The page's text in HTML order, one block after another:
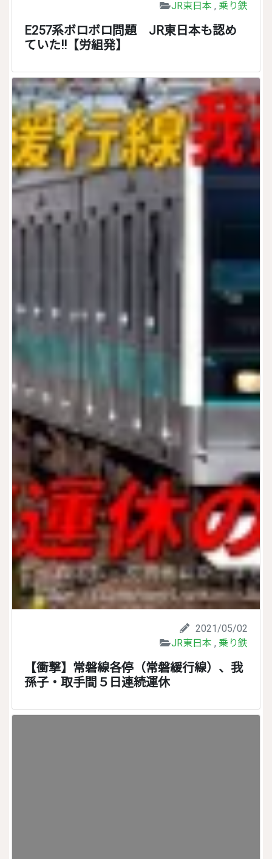
JR東日本 , 乗り鉄
E257系ボロボロ問題 JR東日本も認め
ていた!!【労組発】
2021/05/02
JR東日本 , 乗り鉄
【衝撃】常磐線各停（常磐緩行線）、我
孫子・取手間５日連続運休